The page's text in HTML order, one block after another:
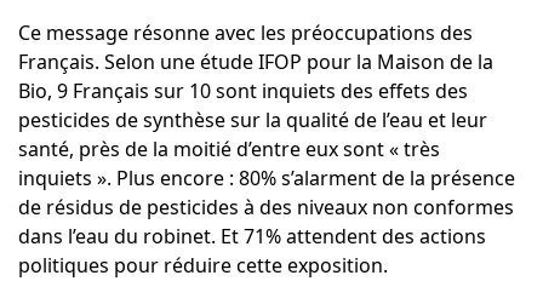
Ce message résonne avec les préoccupations des
Français. Selon une étude IFOP pour la Maison de la
Bio, 9 Français sur 10 sont inquiets des effets des
pesticides de synthèse sur la qualité de l’eau et leur
santé, près de la moitié d’entre eux sont « très
inquiets ». Plus encore : 80% s’alarment de la présence
de résidus de pesticides à des niveaux non conformes
dans l’eau du robinet. Et 71% attendent des actions
politiques pour réduire cette exposition.